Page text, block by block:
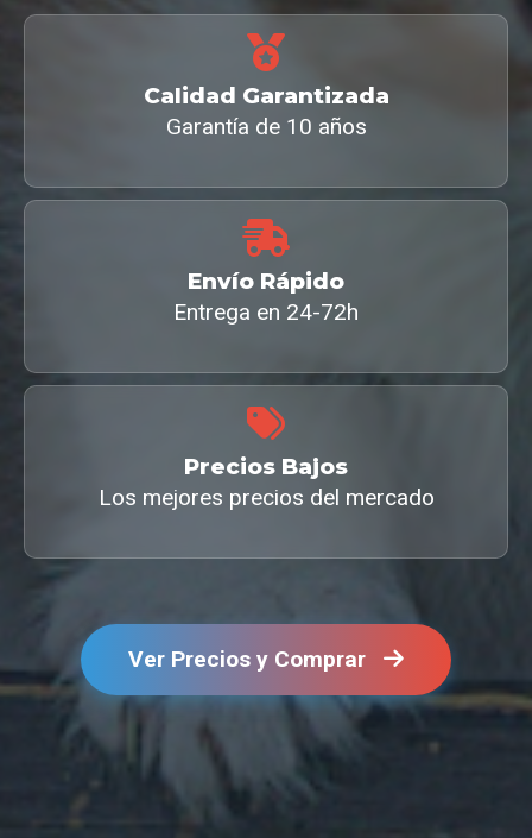
Calidad Garantizada
Garantía de 10 años
Envío Rápido
Entrega en 24-72h
Precios Bajos
Los mejores precios del mercado
Ver Precios y Comprar